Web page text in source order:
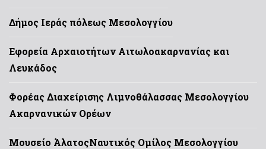
Δήμος Ιεράς πόλεως Μεσολογγίου
Εφορεία Αρχαιοτήτων Αιτωλοακαρνανίας και
Λευκάδος
Φορέας Διαχείρισης Λιμνοθάλασσας Μεσολογγίου
Ακαρνανικών Ορέων
Μουσείο ΆλατοςΝαυτικός Ομίλος Μεσολογγίου